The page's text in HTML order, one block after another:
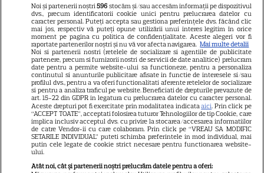
fotbal din București, accident
mortal! Câți morți și câți răniți
sunt până acum
SERIALE
Noi și partenerii noștri596 stocăm și/sau accesăm informații pe dispozitivul
dvs., precum identificatorii cookie unici pentru prelucrarea datelor cu
caracter personal. Puteți accepta sau gestiona preferințele dvs. făcând clic
mai jos, respectiv vă puteți opune utilizării unui interes legitim în orice
moment pe pagina cu politica de confidențialitate. Aceste alegeri vor fi
raportate partenerilor noștri și nu vă vor afecta navigarea. Mai multe detalii
Noi si partenerii nostri (retelele de socializare si agentiile de publicitate
partenere, precum si furnizorii nostri de servicii de date analitice) prelucram
date pentru a permite website-ului sa functioneze, pentru a personaliza
continutul si anunturile publicitare afisate in functie de interesele si/sau
profilul dvs., pentru a va oferi functionalitati aferente retelelor de socializare
si pentru a analiza traficul pe website. Beneficiati de drepturile prevazute de
art. 15-22 din GDPR in legatura cu prelucrarea datelor cu caracter personal.
Aceste drepturi pot fi exercitate prin modalitatea indicataaici. Prin click pe
“ACCEPT TOATE”, acceptati folosirea tuturor Tehnologiilor de tip Cookie, care
implica inclusiv acceptul dvs. cu privire la stocarea/accesarea informatiilor
de catre Vendor-ii cu care colaboram. Prin click pe “VREAU SA MODIFIC
SETARILE INDIVIDUAL” puteti schimba preferintele in mod individual, mai
putin cele legate de cookie strict necesare pentru functionarea website-
ului.
Atât noi, cât și partenerii noștri prelucrăm datele pentru a oferi: